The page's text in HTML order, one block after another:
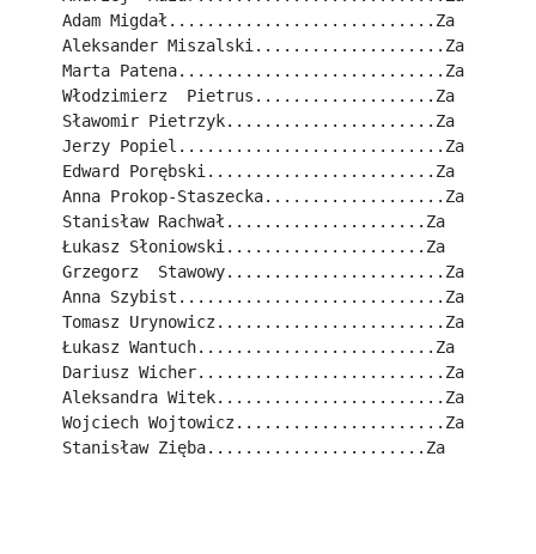
Adam Migdał............................Za
Aleksander Miszalski....................Za
Marta Patena............................Za
Włodzimierz  Pietrus...................Za
Sławomir Pietrzyk......................Za
Jerzy Popiel............................Za
Edward Porębski........................Za
Anna Prokop-Staszecka...................Za
Stanisław Rachwał.....................Za
Łukasz Słoniowski.....................Za
Grzegorz  Stawowy.......................Za
Anna Szybist............................Za
Tomasz Urynowicz........................Za
Łukasz Wantuch.........................Za
Dariusz Wicher..........................Za
Aleksandra Witek........................Za
Wojciech Wojtowicz......................Za
Stanisław Zięba.......................Za